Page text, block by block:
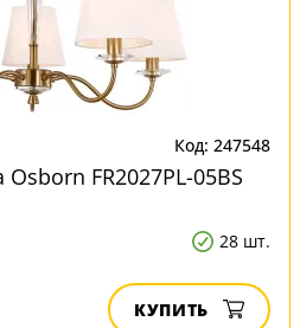
Код: 247548
FR2027PL-05BS
28 шт.
КУПИТЬ